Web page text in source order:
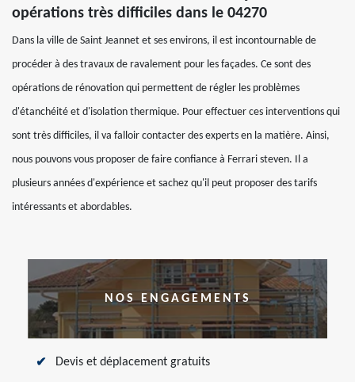
opérations très difficiles dans le 04270
Dans la ville de Saint Jeannet et ses environs, il est incontournable de
procéder à des travaux de ravalement pour les façades. Ce sont des
opérations de rénovation qui permettent de régler les problèmes
d'étanchéité et d'isolation thermique. Pour effectuer ces interventions qui
sont très difficiles, il va falloir contacter des experts en la matière. Ainsi,
nous pouvons vous proposer de faire confiance à Ferrari steven. Il a
plusieurs années d'expérience et sachez qu'il peut proposer des tarifs
intéressants et abordables.
NOS ENGAGEMENTS
Devis et déplacement gratuits